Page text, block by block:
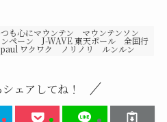
心にマウンテン マウンテンソン
ーン J-WAVE 東天ポール 全国行
ワクワク ノリノリ ルンルン
ェアしてね！